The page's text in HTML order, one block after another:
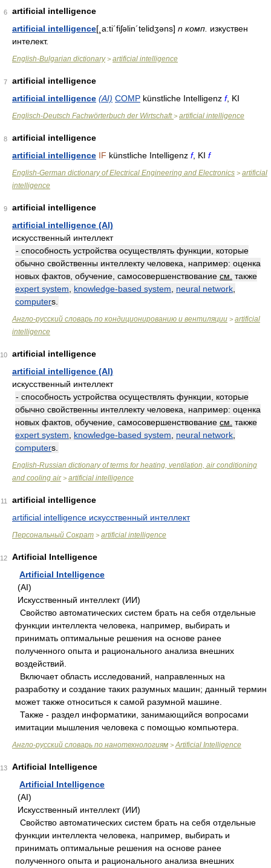
6
artificial intelligence
artificial intelligence[¸a:ti´fiʃəlin´telidʒəns] n комп. изкуствен
интелект.
English-Bulgarian dictionary> artificial intelligence
7
artificial intelligence
artificial intelligence (AI) COMP künstliche Intelligenz f, KI
Englisch-Deutsch Fachwörterbuch der Wirtschaft> artificial intelligence
8
artificial intelligence
artificial intelligence IF künstliche Intelligenz f, KI f
English-German dictionary of Electrical Engineering and Electronics > artificial
intelligence
9
artificial intelligence
artificial intelligence (Al)
искусственный интеллект
- способность устройства осуществлять функции, которые
обычно свойственны интеллекту человека, например: оценка
новых фактов, обучение, самосовершенствование см. также
expert system
knowledge-based system neural network
computers.
Англо-русский словарь по кондиционированию и вентиляции > artificial
intelligence
10
artificial intelligence
artificial intelligence (Al)
искусственный интеллект
- способность устройства осуществлять функции, которые
обычно свойственны интеллекту человека, например: оценка
новых фактов, обучение, самосовершенствование см. также
expert system
knowledge-based system neural network
computers.
English-Russian dictionary of terms for heating, ventilation, air conditioning
and cooling air> artificial intelligence
11
artificial intelligence
artificial intelligence искусственный интеллект
Персональный Сократ > artificial intelligence
12
Artificial Intelligence
Artificial Intelligence
(AI)
Искусственный интеллект (ИИ)
Свойство автоматических систем брать на себя отдельные
функции интеллекта человека, например, выбирать и
принимать оптимальные решения на основе ранее
полученного опыта и рационального анализа внешних
воздействий.
Включает область исследований, направленных на
разработку и создание таких разумных машин; данный термин
может также относиться к самой разумной машине.
Также - раздел информатики, занимающийся вопросами
имитации мышления человека с помощью компьютера.
Англо-русский словарь по нанотехнологиям > Artificial Intelligence
13
Artificial Intelligence
Artificial Intelligence
(AI)
Искусственный интеллект (ИИ)
Свойство автоматических систем брать на себя отдельные
функции интеллекта человека, например, выбирать и
принимать оптимальные решения на основе ранее
полученного опыта и рационального анализа внешних